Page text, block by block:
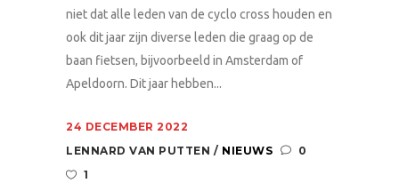
niet dat alle leden van de cyclo cross houden en
ook dit jaar zijn diverse leden die graag op de
baan fietsen, bijvoorbeeld in Amsterdam of
Apeldoorn. Dit jaar hebben...
24 DECEMBER 2022
LENNARD VAN PUTTEN
NIEUWS
0
1